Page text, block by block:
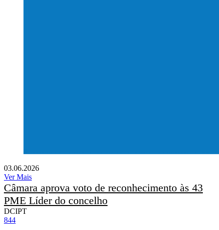
03.06.2026
Ver Mais
Câmara aprova voto de reconhecimento às 43
PME Líder do concelho
DCIPT
844